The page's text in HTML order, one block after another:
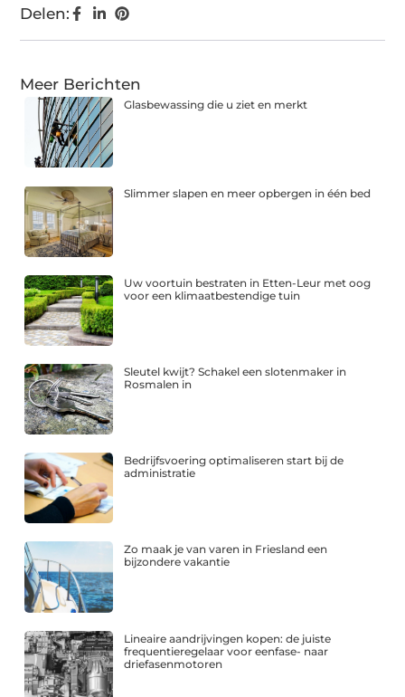
Delen:
Meer Berichten
Glasbewassing die u ziet en merkt
Slimmer slapen en meer opbergen in één bed
Uw voortuin bestraten in Etten-Leur met oog
voor een klimaatbestendige tuin
Sleutel kwijt? Schakel een slotenmaker in
Rosmalen in
Bedrijfsvoering optimaliseren start bij de
administratie
Zo maak je van varen in Friesland een
bijzondere vakantie
Lineaire aandrijvingen kopen: de juiste
frequentieregelaar voor eenfase- naar
driefasenmotoren